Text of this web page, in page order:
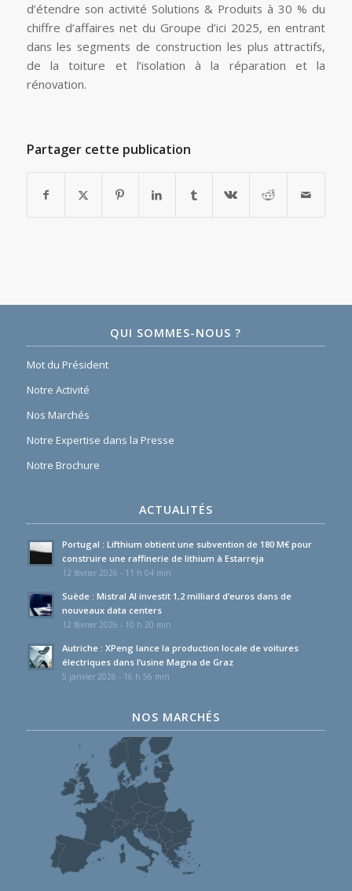
d’étendre son activité Solutions & Produits à 30 % du
chiffre d’affaires net du Groupe d’ici 2025, en entrant
dans les segments de construction les plus attractifs,
de la toiture et l’isolation à la réparation et la
rénovation.
Partager cette publication
QUI SOMMES-NOUS ?
Mot du Président
Notre Activité
Nos Marchés
Notre Expertise dans la Presse
Notre Brochure
ACTUALITÉS
Portugal : Lifthium obtient une subvention de 180 M€ pour
construire une raffinerie de lithium à Estarreja
12 février 2026 - 11 h 04 min
Suède : Mistral AI investit 1,2 milliard d’euros dans de
nouveaux data centers
12 février 2026 - 10 h 20 min
Autriche : XPeng lance la production locale de voitures
électriques dans l’usine Magna de Graz
5 janvier 2026 - 16 h 56 min
NOS MARCHÉS